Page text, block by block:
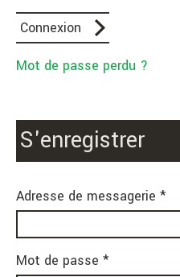
Mot de passe perdu ?
S'enregistrer
Adresse de messagerie *
Mot de passe *